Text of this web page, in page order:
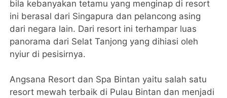
bila kebanyakan tetamu yang menginap di resort
ini berasal dari Singapura dan pelancong asing
dari negara lain. Dari resort ini terhampar luas
panorama dari Selat Tanjong yang dihiasi oleh
nyiur di pesisirnya.
Angsana Resort dan Spa Bintan yaitu salah satu
resort mewah terbaik di Pulau Bintan dan menjadi